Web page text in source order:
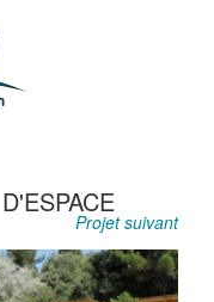
Projet suivant